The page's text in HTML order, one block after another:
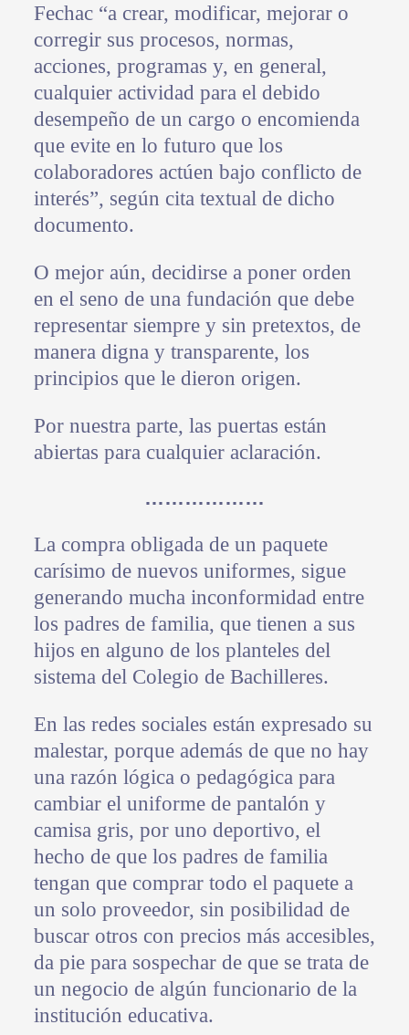
Fechac “a crear, modificar, mejorar o
corregir sus procesos, normas,
acciones, programas y, en general,
cualquier actividad para el debido
desempeño de un cargo o encomienda
que evite en lo futuro que los
colaboradores actúen bajo conflicto de
interés”, según cita textual de dicho
documento.
O mejor aún, decidirse a poner orden
en el seno de una fundación que debe
representar siempre y sin pretextos, de
manera digna y transparente, los
principios que le dieron origen.
Por nuestra parte, las puertas están
abiertas para cualquier aclaración.
………………
La compra obligada de un paquete
carísimo de nuevos uniformes, sigue
generando mucha inconformidad entre
los padres de familia, que tienen a sus
hijos en alguno de los planteles del
sistema del Colegio de Bachilleres.
En las redes sociales están expresado su
malestar, porque además de que no hay
una razón lógica o pedagógica para
cambiar el uniforme de pantalón y
camisa gris, por uno deportivo, el
hecho de que los padres de familia
tengan que comprar todo el paquete a
un solo proveedor, sin posibilidad de
buscar otros con precios más accesibles,
da pie para sospechar de que se trata de
un negocio de algún funcionario de la
institución educativa.